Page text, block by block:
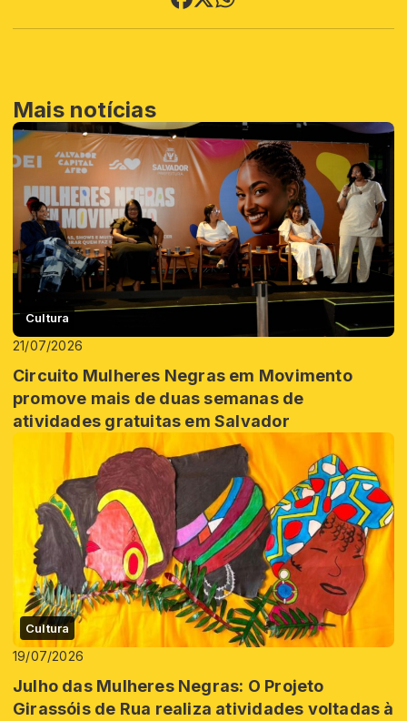
Mais notícias
Cultura
21/07/2026
Circuito Mulheres Negras em Movimento
promove mais de duas semanas de
atividades gratuitas em Salvador
Cultura
19/07/2026
Julho das Mulheres Negras: O Projeto
Girassóis de Rua realiza atividades voltadas à